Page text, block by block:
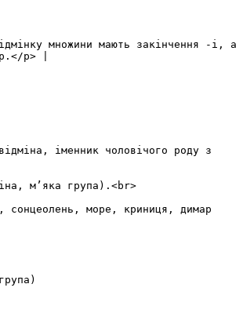
множини мають закінчення -і, а
p> |
іменник чоловічого роду з
м’яка група).<br>
сонцеолень, море, криниця, димар